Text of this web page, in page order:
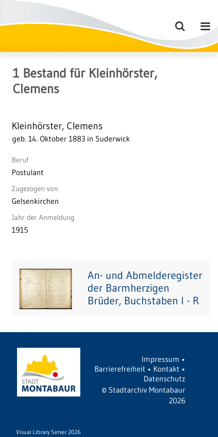
1 Bestand für Kleinhörster,
Clemens
Kleinhörster, Clemens
geb. 14. Oktober 1883 in Suderwick
Beruf
Postulant
Zugezogen von
Gelsenkirchen
Jahr der Anmeldung
1915
An- und Abmelderegister
der Barmherzigen
Brüder, Buchstaben I - R
Impressum •
Barrierefreiheit • Kontakt •
Datenschutz
© Stadtarchiv Montabaur
2026
Visual Library Server 2026